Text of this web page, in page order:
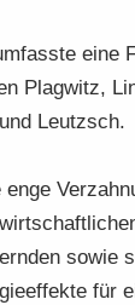
eine
Plag­witz,
Leutzsch.
sowie
für